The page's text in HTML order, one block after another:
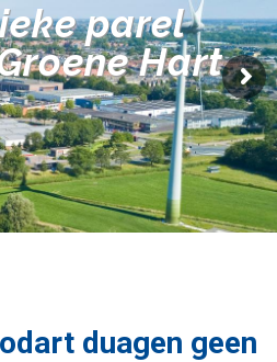
parel
Hart
duagen geen